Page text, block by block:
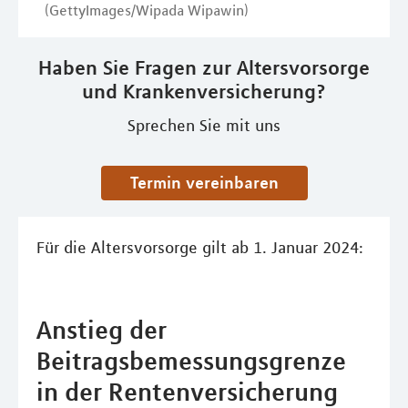
(GettyImages/Wipada Wipawin)
Haben Sie Fragen zur Altersvorsorge
und Krankenversicherung?
Sprechen Sie mit uns
Termin vereinbaren
Für die Altersvorsorge gilt ab 1. Januar 2024:
Anstieg der
Beitragsbemessungsgrenze
in der Rentenversicherung